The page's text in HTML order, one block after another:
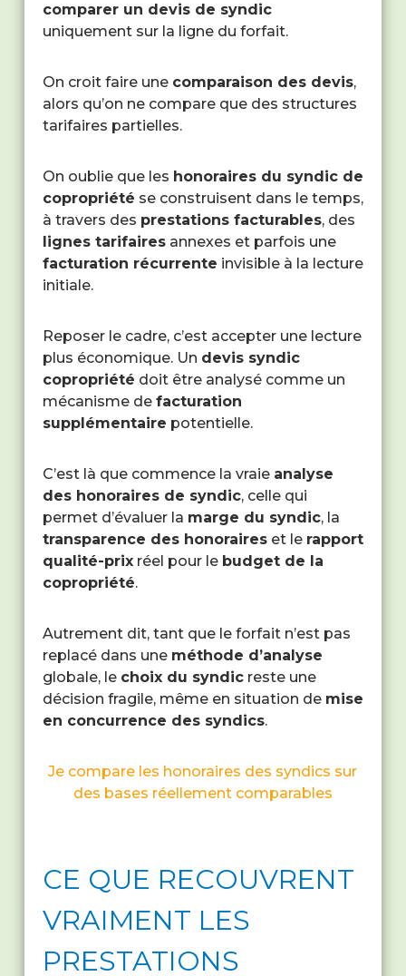
comparer un devis de syndic
uniquement sur la ligne du forfait.
On croit faire une comparaison des devis,
alors qu’on ne compare que des structures
tarifaires partielles.
On oublie que les honoraires du syndic de
copropriété se construisent dans le temps,
à travers des prestations facturables, des
lignes tarifairesannexes et parfois une
facturation récurrente invisible à la lecture
initiale.
Reposer le cadre, c’est accepter une lecture
plus économique. Un devis syndic
copropriété doit être analysé comme un
mécanisme de facturation
supplémentaire potentielle.
C’est là que commence la vraie analyse
des honoraires de syndic, celle qui
permet d’évaluer la marge du syndic, la
transparence des honoraireset le rapport
qualité-prixréel pour le budget de la
copropriété.
Autrement dit, tant que le forfait n’est pas
replacé dans une méthode d’analyse
globale, le choix du syndicreste une
décision fragile, même en situation de mise
en concurrence des syndics.
Je compare les honoraires des syndics sur
des bases réellement comparables
CE QUE RECOUVRENT
VRAIMENT LES
PRESTATIONS